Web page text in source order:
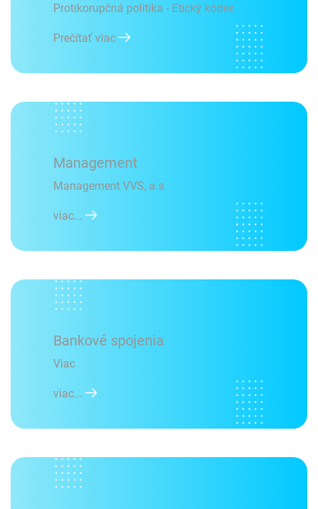
Protikorupčná politika - Etický kódex
Prečítať viac
Management
Management VVS, a.s.
viac...
Bankové spojenia
Viac
viac...